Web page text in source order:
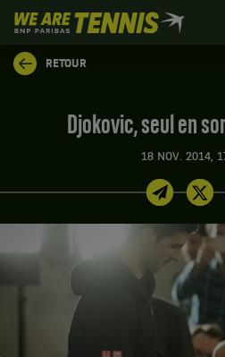
We
are
Tennis
by
RETOUR
Djokovic, seul en
18 NOV. 2014,